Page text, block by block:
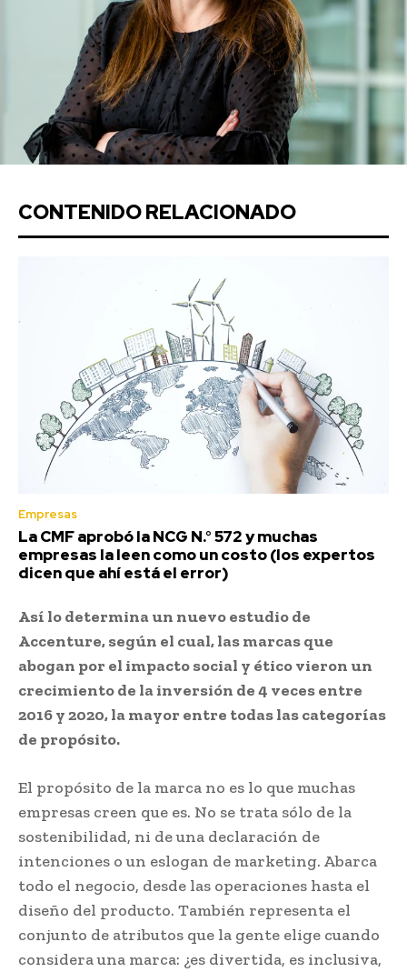
CONTENIDO RELACIONADO
Empresas
La CMF aprobó la NCG N.° 572 y muchas
empresas la leen como un costo (los expertos
dicen que ahí está el error)
Así lo determina un nuevo estudio de
Accenture, según el cual, las marcas que
abogan por el impacto social y ético vieron un
crecimiento de la inversión de 4 veces entre
2016 y 2020, la mayor entre todas las categorías
de propósito.
El propósito de la marca no es lo que muchas
empresas creen que es. No se trata sólo de la
sostenibilidad, ni de una declaración de
intenciones o un eslogan de marketing. Abarca
todo el negocio, desde las operaciones hasta el
diseño del producto. También representa el
conjunto de atributos que la gente elige cuando
considera una marca: ¿es divertida, es inclusiva,